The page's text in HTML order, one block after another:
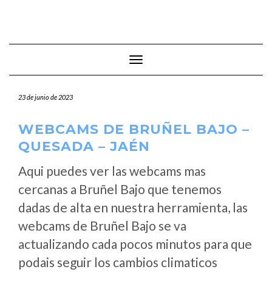
Cambiar modo de navegación
23 de junio de 2023
WEBCAMS DE BRUÑEL BAJO –
QUESADA – JAÉN
Aqui puedes ver las webcams mas
cercanas a Bruñel Bajo que tenemos
dadas de alta en nuestra herramienta, las
webcams de Bruñel Bajo se va
actualizando cada pocos minutos para que
podais seguir los cambios climaticos